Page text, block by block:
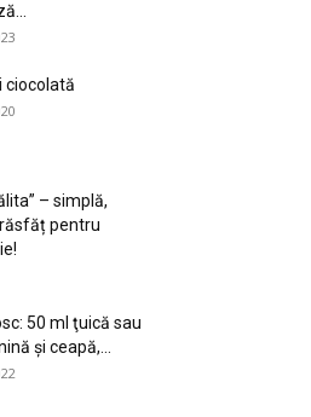
ciocolată
– simplă,
pentru
50 ml ţuică sau
şi ceapă,...